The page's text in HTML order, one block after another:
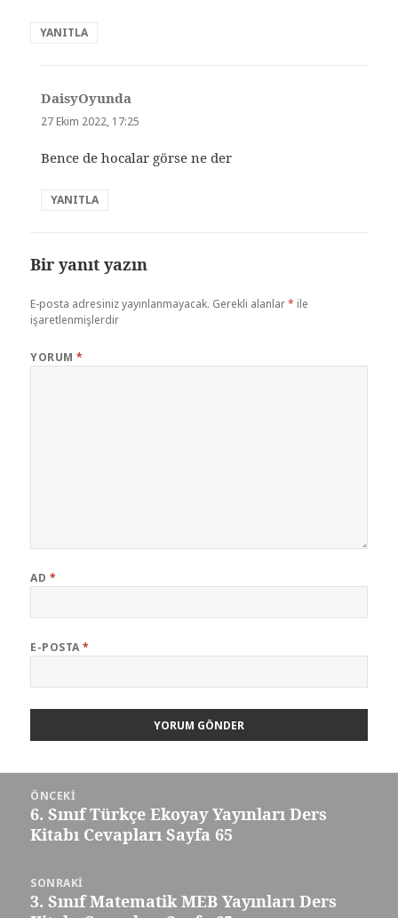
YANITLA
DaisyOyunda
ki:
27 Ekim 2022, 17:25
Bence de hocalar görse ne der
YANITLA
Bir yanıt yazın
E-posta adresiniz yayınlanmayacak. Gerekli alanlar* ile
işaretlenmişlerdir
YORUM*
AD *
E-POSTA*
gezinmesi
ÖNCEKI
Önceki
yazı:
6. Sınıf Türkçe Ekoyay Yayınları Ders
Kitabı Cevapları Sayfa 65
SONRAKI
Sonraki
3. Sınıf Matematik MEB Yayınları Ders